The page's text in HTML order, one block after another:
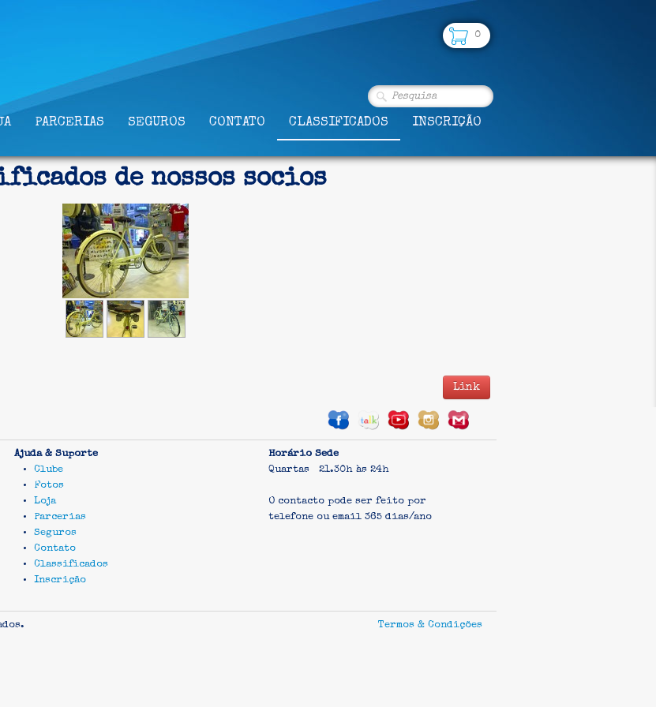
0
PARCERIAS SEGUROS CONTATO CLASSIFICADOS INSCRIÇÃO
de nossos socios
Link
Ajuda & Suporte
Clube
Fotos
Loja
Parcerias
Seguros
Contato
Classificados
Inscrição
Horário Sede
Quartas 21.30h às 24h
O contacto pode ser feito por
telefone ou email 365 dias/ano
Termos & Condições